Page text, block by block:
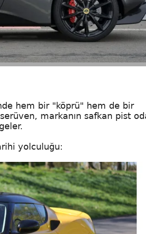
hem bir "köprü" hem de bir
markanın safkan pist
yolculuğu: